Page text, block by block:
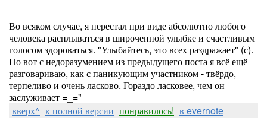
Во всяком случае, я перестал при виде абсолютно любого
человека расплываться в широченной улыбке и счастливым
голосом здороваться. "Улыбайтесь, это всех раздражает" (с).
Но вот с недоразумением из предыдущего поста я всё ещё
разговариваю, как с паникующим участником - твёрдо,
терпеливо и очень ласково. Гораздо ласковее, чем он
заслуживает =_="
вверх^ к полной версии понравилось! в evernote